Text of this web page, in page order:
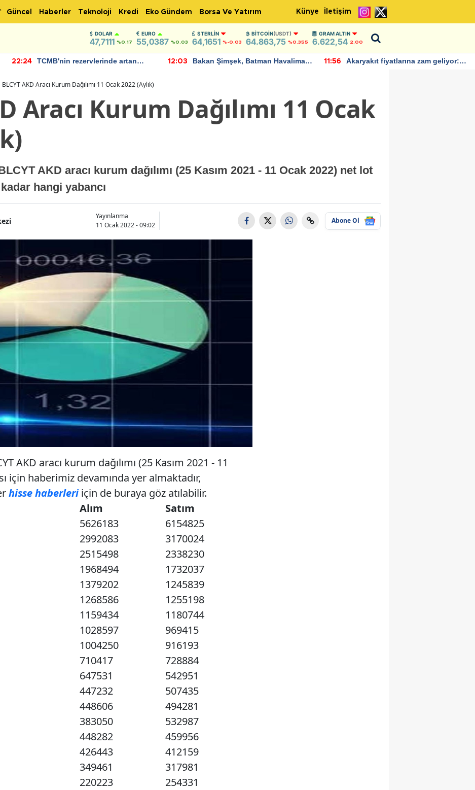
Güncel Haberler Teknoloji Kredi Eko Gündem Borsa Ve Yatırım Künye İletişim
DOLAR
47,7111 %0.17
EURO
55,0387 %0.03
STERLIN
64,1651 %-0.03
BITCOIN(USDT)
64.863,75 %0.355
GRAM ALTIN
6.622,54 2,00
22:24
TCMB'nin rezervlerinde artan
12:03
Bakan Şimşek, Batman Havalimanı
11:56
Akaryakıt fiyatlarına zam geliyor:
BLCYT AKD Aracı Kurum Dağılımı 11 Ocak 2022 (Aylık)
Aracı Kurum Dağılımı 11 Ocak
AKD aracı kurum dağılımı (25 Kasım 2021 - 11 Ocak 2022) net lot
hangi yabancı
Yayınlanma
11 Ocak 2022 - 09:02
Abone Ol
AKD aracı kurum dağılımı (25 Kasım 2021 - 11
için haberimiz devamında yer almaktadır,
hisse haberleriiçin de buraya göz atılabilir.
Alım
Satım
5626183
6154825
2992083
3170024
2515498
2338230
1968494
1732037
1379202
1245839
1268586
1255198
1159434
1180744
1028597
969415
1004250
916193
710417
728884
647531
542951
447232
507435
448606
494281
383050
532987
448282
459956
426443
412159
349461
317981
220223
254331